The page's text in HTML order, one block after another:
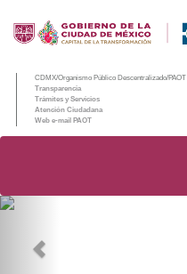
CDMX/Organismo Público Descentralizado/PAOT
Transparencia
Trámites y Servicios
Atención Ciudadana
Web e-mail PAOT